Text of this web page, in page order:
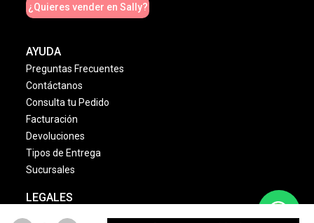
¿Quieres vender en Sally?
AYUDA
Preguntas Frecuentes
Contáctanos
Consulta tu Pedido
Facturación
Devoluciones
Tipos de Entrega
Sucursales
LEGALES